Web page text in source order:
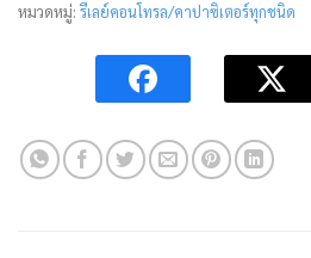
หมวดหมู่: รีเลย์คอนโทรล/คาปาซิเตอร์ทุกชนิด